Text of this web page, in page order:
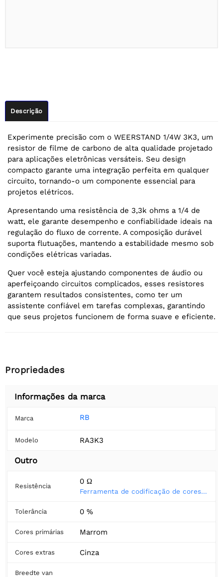
Descrição
Experimente precisão com o WEERSTAND 1/4W 3K3, um
resistor de filme de carbono de alta qualidade projetado
para aplicações eletrônicas versáteis. Seu design
compacto garante uma integração perfeita em qualquer
circuito, tornando-o um componente essencial para
projetos elétricos.
Apresentando uma resistência de 3,3k ohms a 1/4 de
watt, ele garante desempenho e confiabilidade ideais na
regulação do fluxo de corrente. A composição durável
suporta flutuações, mantendo a estabilidade mesmo sob
condições elétricas variadas.
Quer você esteja ajustando componentes de áudio ou
aperfeiçoando circuitos complicados, esses resistores
garantem resultados consistentes, como ter um
assistente confiável em tarefas complexas, garantindo
que seus projetos funcionem de forma suave e eficiente.
Propriedades
Informações da marca
Marca RB
Modelo RA3K3
Outro
Resistência
0 Ω
Ferramenta de codificação de cores do resistor
Tolerância 0 %
Cores primárias Marrom
Cores extras Cinza
Breedte van